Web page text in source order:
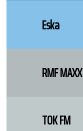
Eska
RMF MAXX
TOK FM